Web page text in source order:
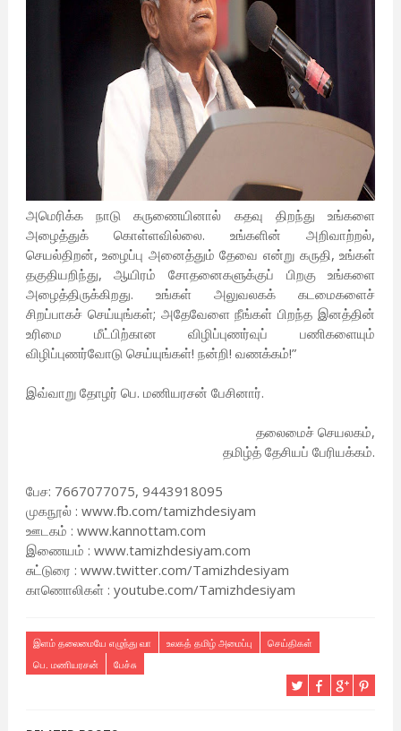
அமெரிக்க நாடு கருணையினால் கதவு திறந்து உங்களை
அழைத்துக் கொள்ளவில்லை. உங்களின் அறிவாற்றல்,
செயல்திறன், உழைப்பு அனைத்தும் தேவை என்று கருதி, உங்கள்
தகுதியறிந்து, ஆயிரம் சோதனைகளுக்குப் பிறகு உங்களை
அழைத்திருக்கிறது. உங்கள் அலுவலகக் கடமைகளைச்
சிறப்பாகச் செய்யுங்கள்; அதேவேளை நீங்கள் பிறந்த இனத்தின்
உரிமை மீட்பிற்கான விழிப்புணர்வுப் பணிகளையும்
விழிப்புணர்வோடு செய்யுங்கள்! நன்றி! வணக்கம்!”
இவ்வாறு தோழர் பெ. மணியரசன் பேசினார்.
தலைமைச் செயலகம்,
தமிழ்த் தேசியப் பேரியக்கம்.
பேச: 7667077075, 9443918095
முகநூல் : www.fb.com/tamizhdesiyam
ஊடகம் : www.kannottam.com
இணையம் : www.tamizhdesiyam.com
சுட்டுரை : www.twitter.com/Tamizhdesiyam
காணொலிகள் : youtube.com/Tamizhdesiyam
இளம் தலைமையே எழுந்து வா உலகத் தமிழ் அமைப்பு
செய்திகள்
பெ. மணியரசன்
பேச்சு